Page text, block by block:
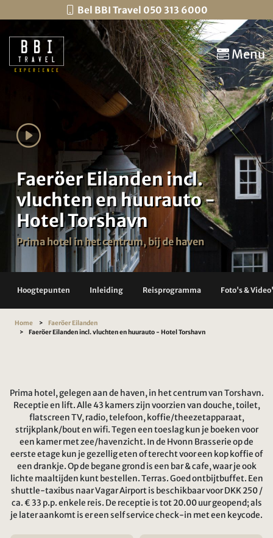
Bel BBI Travel 050 313 6000
Menu
Faeröer Eilanden incl.
vluchten en huurauto -
Hotel Torshavn
Prima hotel in het centrum, bij de haven
Hoogtepunten Inleiding Reisprogramma Foto's &
Home
Faeröer Eilanden
Faeröer Eilanden incl. vluchten en huurauto - Hotel Torshavn
Prima hotel, gelegen aan de haven, in het centrum van Torshavn.
Receptie en lift. Alle 43 kamers zijn voorzien van douche, toilet,
flatscreen TV, radio, telefoon, koffie/theezetapparaat,
strijkplank/bout en wifi. Tegen een toeslag kun je boeken voor
een kamer met zee/havenzicht. In de Hvonn Brasserie op de
eerste etage kun je gezellig eten of terecht voor een kop koffie of
een drankje. Op de begane grond is een bar & cafe, waar je ook
lichte maaltijden kunt bestellen. Terras. Goed ontbijtbuffet. Een
shuttle-taxibus naar Vagar Airport is beschikbaar voor DKK 250 /
ca. € 33 p.p. enkele reis. De receptie is tot 20.00 uur geopend; als
je later aankomt is er een self service check-in met een keycode.